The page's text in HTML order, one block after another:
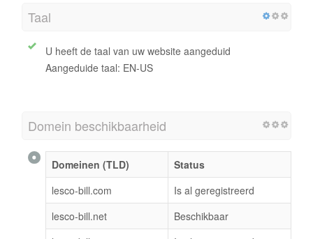
Taal
U heeft de taal van uw website aangeduid
Aangeduide taal: EN-US
Domein beschikbaarheid
Domeinen (TLD)
Status
lesco-bill.com
Is al geregistreerd
lesco-bill.net
Beschikbaar